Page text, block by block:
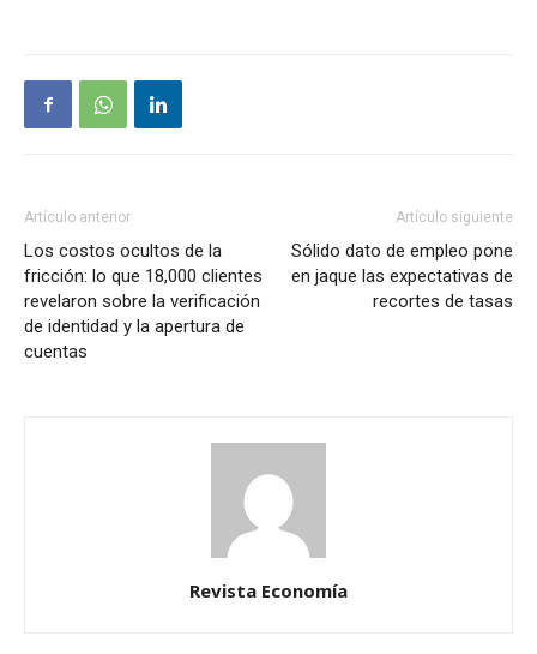
Artículo anterior
Los costos ocultos de la
fricción: lo que 18,000 clientes
revelaron sobre la verificación
de identidad y la apertura de
cuentas
Artículo siguiente
Sólido dato de empleo pone
en jaque las expectativas de
recortes de tasas
Revista Economía